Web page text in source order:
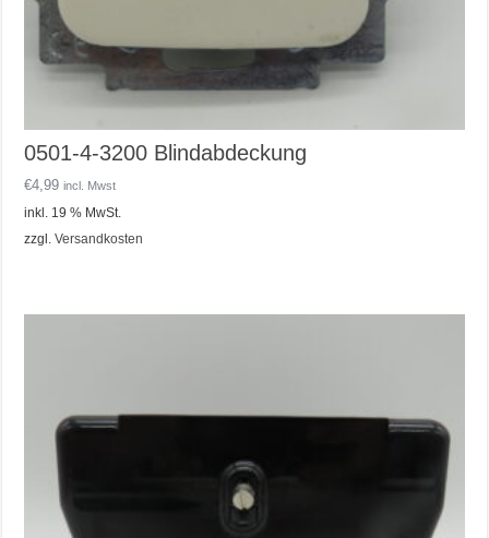
0501-4-3200 Blindabdeckung
€4,99 incl. Mwst
inkl. 19 % MwSt.
zzgl.Versandkosten